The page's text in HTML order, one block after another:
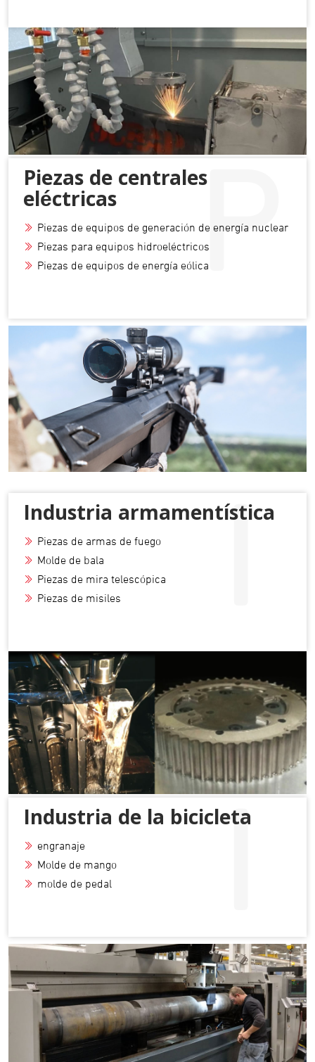
P
Piezas de centrales
eléctricas
Piezas de equipos de generación de energía nuclear
Piezas para equipos hidroeléctricos
Piezas de equipos de energía eólica
I
Industria armamentística
Piezas de armas de fuego
Molde de bala
Piezas de mira telescópica
Piezas de misiles
I
Industria de la bicicleta
engranaje
Molde de mango
molde de pedal